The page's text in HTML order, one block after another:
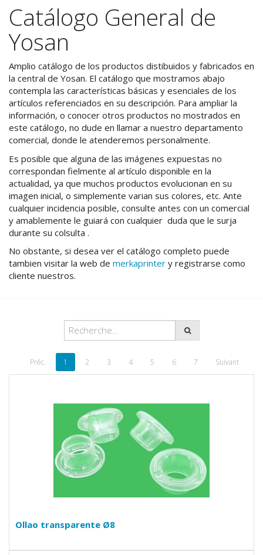
Catálogo General de
Yosan
Amplio catálogo de los productos distibuidos y fabricados en
la central de Yosan. El catálogo que mostramos abajo
contempla las características básicas y esenciales de los
artículos referenciados en su descripción. Para ampliar la
información, o conocer otros productos no mostrados en
este catálogo, no dude en llamar a nuestro departamento
comercial, donde le atenderemos personalmente.
Es posible que alguna de las imágenes expuestas no
correspondan fielmente al artículo disponible en la
actualidad, ya que muchos productos evolucionan en su
imagen inicial, o simplemente varian sus colores, etc. Ante
cualquier incidencia posible, consulte antes con un comercial
y amablemente le guiará con cualquier duda que le surja
durante su colsulta .
No obstante, si desea ver el catálogo completo puede
tambien visitar la web de merkaprinter y registrarse como
cliente nuestros.
Préc. 1 2 3 4 5 6 7 Suivant
Ollao transparente Ø8